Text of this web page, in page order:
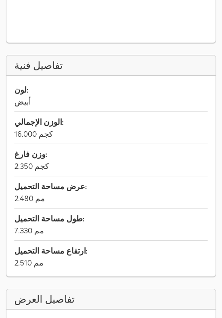
تفاصيل فنية
لون:
أبيض
الوزن الإجمالي:
16.000 كجم
وزن فارغ:
2.350 كجم
عرض مساحة التحميل:
2.480 مم
طول مساحة التحميل:
7.330 مم
ارتفاع مساحة التحميل:
2.510 مم
تفاصيل العرض